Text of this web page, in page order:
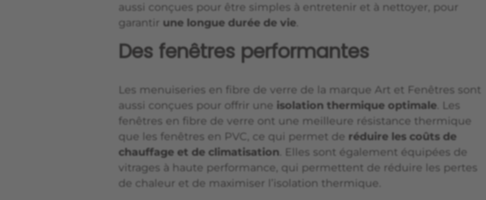
aussi conçues pour être simples à entretenir et à nettoyer, pour
garantir une longue durée de vie
Des fenêtres performantes
Les menuiseries en fibre de verre de la marque Art et Fenêtres sont
aussi conçues pour offrir une isolation thermique optimale Les
fenêtres en fibre de verre ont une meilleure résistance thermique
que les fenêtres en PVC, ce qui permet de réduire les coûts de
chauffage et de climatisation . Elles sont également équipées de
vitrages à haute performance, qui permettent de réduire les pertes
de chaleur et de maximiser l’isolation thermique.